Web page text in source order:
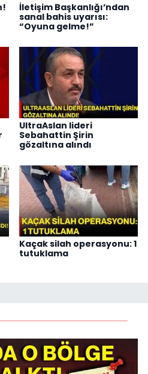
İletişim Başkanlığı’ndan
sanal bahis uyarısı:
“Oyuna gelme!”
UltraAslan lideri
Sebahattin Şirin
gözaltına alındı
Kaçak silah operasyonu: 1
tutuklama